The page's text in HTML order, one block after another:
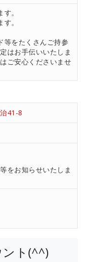
。
。
等をたくさんご持参
はお手伝いいたしま
ご安心くださいませ
41-8
をお知らせいたしま
ント(^^)